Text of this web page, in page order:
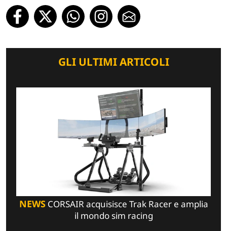
GLI ULTIMI ARTICOLI
NEWSCORSAIR acquisisce Trak Racer e amplia
il mondo sim racing